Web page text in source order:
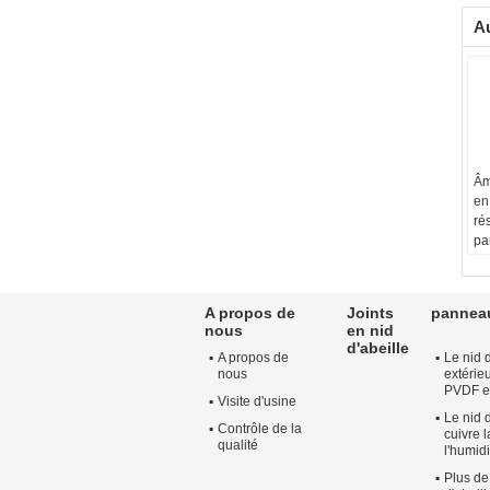
A propos de
nous
A propos de
nous
Visite d'usine
Contrôle de la
qualité
Joints
en nid
d'abeille
Le nid
PVDF
Le nid
cuivre
Plus